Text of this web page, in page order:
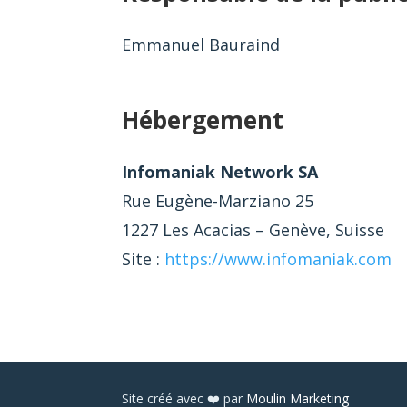
Emmanuel Bauraind
Hébergement
Infomaniak Network SA
Rue Eugène-Marziano 25
1227 Les Acacias – Genève, Suisse
Site : https://www.infomaniak.com
Site créé avec ❤️ par Moulin Marketing